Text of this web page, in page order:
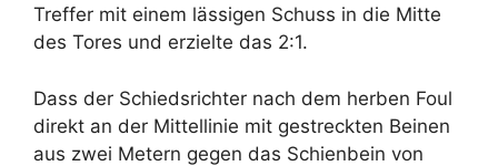
Treffer mit einem lässigen Schuss in die Mitte
des Tores und erzielte das 2:1.
Dass der Schiedsrichter nach dem herben Foul
direkt an der Mittellinie mit gestreckten Beinen
aus zwei Metern gegen das Schienbein von